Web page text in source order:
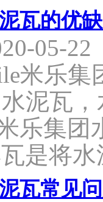
瓦的优
05-22
米乐集
水泥瓦
乐集团
是将
瓦常见